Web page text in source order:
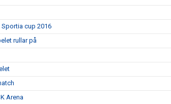
Sportia cup 2016
rullar på
Arena